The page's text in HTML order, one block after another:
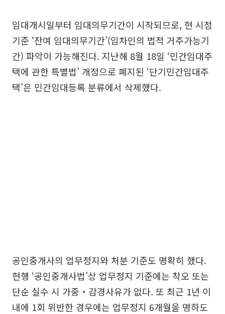
임대개시일부터 임대의무기간이 시작되므로, 현 시점
기준 ‘잔여 임대의무기간’(임차인의 법적 거주가능기
간) 파악이 가능해진다. 지난해 8월 18일 ‘민간임대주
택에 관한 특별법’ 개정으로 폐지된 ‘단기민간임대주
택’은 민간임대등록 분류에서 삭제했다.
공인중개사의 업무정지와 처분 기준도 명확히 했다.
현행 ‘공인중개사법’상 업무정지 기준에는 착오 또는
단순 실수 시 가중‧감경사유가 없다. 또 최근 1년 이
내에 1회 위반한 경우에는 업무정지 6개월을 명하도